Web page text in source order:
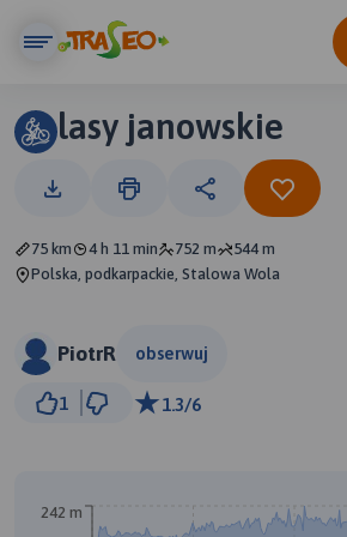
lasy janowskie
75 km 4 h 11 min 752 m
544 m
Polska, podkarpackie, Stalowa Wola
PiotrR obserwuj
1 1.3/6
242 m